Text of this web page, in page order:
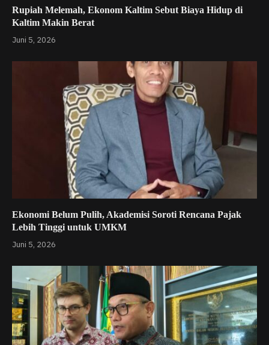
Rupiah Melemah, Ekonom Kaltim Sebut Biaya Hidup di
Kaltim Makin Berat
Juni 5, 2026
Ekonomi Belum Pulih, Akademisi Soroti Rencana Pajak
Lebih Tinggi untuk UMKM
Juni 5, 2026